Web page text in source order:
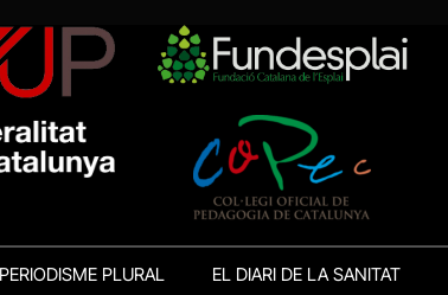
PLURAL EL DIARI DE LA SANITAT